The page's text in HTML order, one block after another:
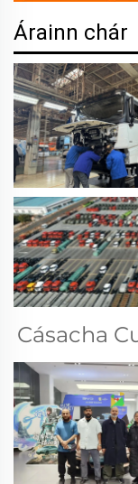
Árainn chár
Cásacha